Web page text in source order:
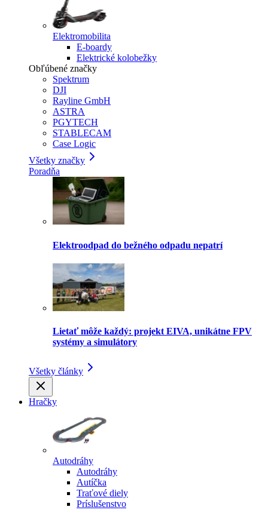
Elektromobilita
E-boardy
Elektrické kolobežky
Obľúbené značky
Spektrum
DJI
Rayline GmbH
ASTRA
PGYTECH
STABLECAM
Case Logic
Všetky značky
Poradňa
Elektroodpad do bežného odpadu nepatrí
Lietať môže každý: projekt EIVA, unikátne FPV
systémy a simulátory
Všetky články
Hračky
Autodráhy
Autodráhy
Autíčka
Traťové diely
Príslušenstvo